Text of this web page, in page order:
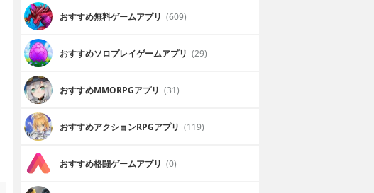
おすすめ無料ゲームアプリ (609)
おすすめソロプレイゲームアプリ (29)
おすすめ MMORPGアプリ (31)
おすすめアクションRPGアプリ (119)
おすすめ格闘ゲームアプリ (0)